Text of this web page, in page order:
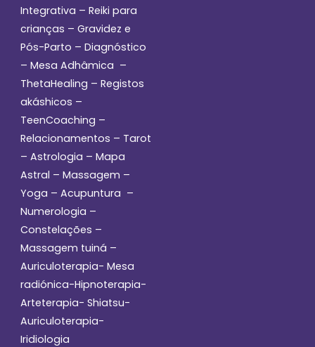
Integrativa – Reiki para
crianças – Gravidez e
Pós-Parto – Diagnóstico
– Mesa Adhâmica –
ThetaHealing – Registos
akáshicos –
TeenCoaching –
Relacionamentos – Tarot
– Astrologia – Mapa
Astral – Massagem –
Yoga – Acupuntura –
Numerologia –
Constelações –
Massagem tuiná –
Auriculoterapia- Mesa
radiónica-Hipnoterapia-
Arteterapia- Shiatsu-
Auriculoterapia-
Iridiologia